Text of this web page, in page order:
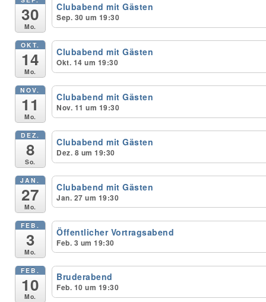
Loge
Selbstverständnis
Unser Bijou
VS-Blog
Termine & Gäste
Kontakt / Anfahrt
VS-Intern
30
Mo.
Clubabend mit Gästen
Sep. 30 um 19:30
OKT.
14
Mo.
Clubabend mit Gästen
Okt. 14 um 19:30
NOV.
11
Mo.
Clubabend mit Gästen
Nov. 11 um 19:30
DEZ.
8
So.
Clubabend mit Gästen
Dez. 8 um 19:30
JAN.
27
Mo.
Clubabend mit Gästen
Jan. 27 um 19:30
FEB.
3
Mo.
Öffentlicher Vortragsabend
Feb. 3 um 19:30
FEB.
10
Mo.
Bruderabend
Feb. 10 um 19:30